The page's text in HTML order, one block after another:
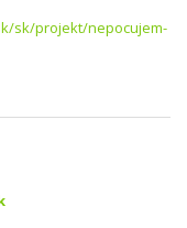
sk/projekt/nepocujem-